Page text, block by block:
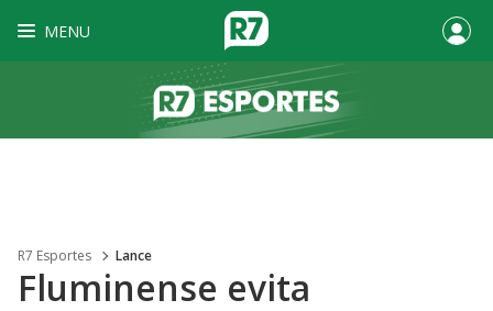
MENU
R7 Esportes Lance
Fluminense evita